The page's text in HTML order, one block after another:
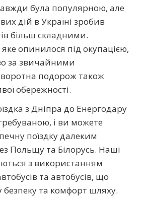
була популярною, але
дій в Україні зробив
більш складними.
яке опинилося під окупацією,
за звичайними
подорож також
обережності.
з Дніпра до Енергодару
і ви можете
поїздку далеким
Польщу та Білорусь. Наші
з використанням
та автобусів, що
безпеку та комфорт шляху.